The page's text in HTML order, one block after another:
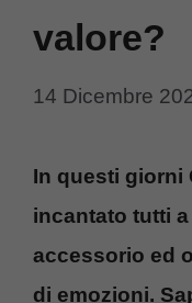
valore?
14 Dicembre
In questi giorni
incantato tutti
accessorio ed
di emozioni.